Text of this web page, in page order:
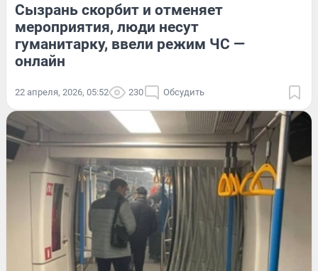
Сызрань скорбит и отменяет
мероприятия, люди несут
гуманитарку, ввели режим ЧС —
онлайн
22 апреля, 2026, 05:52 230 Обсудить